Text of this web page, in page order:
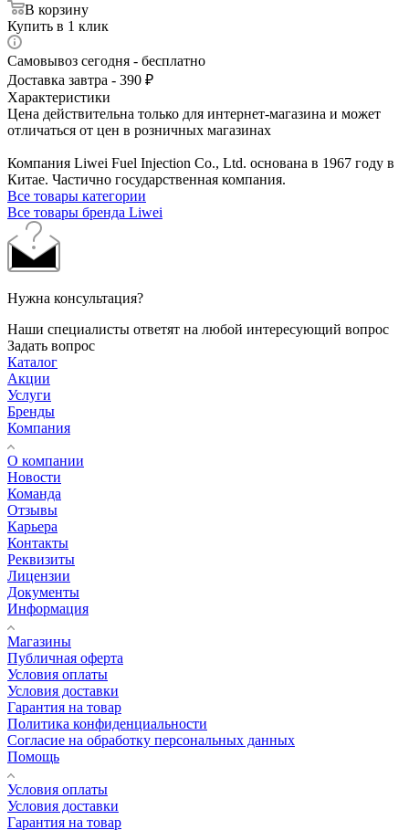
В корзину
Купить в 1 клик
Самовывоз сегодня - бесплатно
Доставка завтра - 390 ₽
Характеристики
Цена действительна только для интернет-магазина и может
отличаться от цен в розничных магазинах
Компания Liwei Fuel Injection Co., Ltd. основана в 1967 году в
Китае. Частично государственная компания.
Все товары категории
Все товары бренда Liwei
Нужна консультация?
Наши специалисты ответят на любой интересующий вопрос
Задать вопрос
Каталог
Акции
Услуги
Бренды
Компания
О компании
Новости
Команда
Отзывы
Карьера
Контакты
Реквизиты
Лицензии
Документы
Информация
Магазины
Публичная оферта
Условия оплаты
Условия доставки
Гарантия на товар
Политика конфиденциальности
Согласие на обработку персональных данных
Помощь
Условия оплаты
Условия доставки
Гарантия на товар